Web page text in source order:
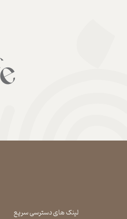
لینک های دسترسی سریع